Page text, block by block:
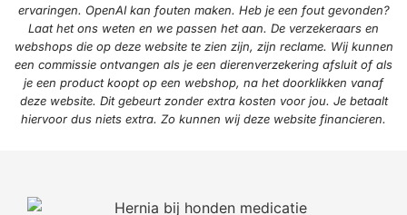
ervaringen. OpenAI kan fouten maken. Heb je een fout gevonden?
Laat het ons weten en we passen het aan. De verzekeraars en
webshops die op deze website te zien zijn, zijn reclame. Wij kunnen
een commissie ontvangen als je een dierenverzekering afsluit of als
je een product koopt op een webshop, na het doorklikken vanaf
deze website. Dit gebeurt zonder extra kosten voor jou. Je betaalt
hiervoor dus niets extra. Zo kunnen wij deze website financieren.